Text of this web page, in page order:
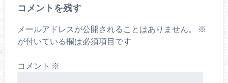
コメントを残す
メールアドレスが公開されることはありません。
※
が付いている欄は必須項目です
コメント ※